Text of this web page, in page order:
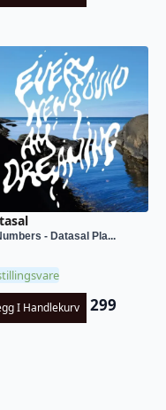
- Datasal Pla...
I Handlekurv 299